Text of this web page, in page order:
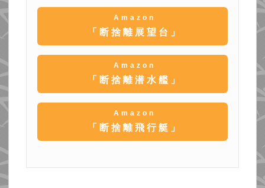
Amazon
「断捨離展望台」
Amazon
「断捨離潜水艦」
Amazon
「断捨離飛行艇」